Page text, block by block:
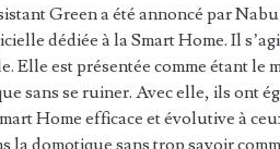
Green a été annoncé par
dédiée à la Smart Home. Il
Elle est présentée comme étant le
sans se ruiner. Avec elle, ils ont
Home efficace et évolutive à
la domotique sans trop savoir